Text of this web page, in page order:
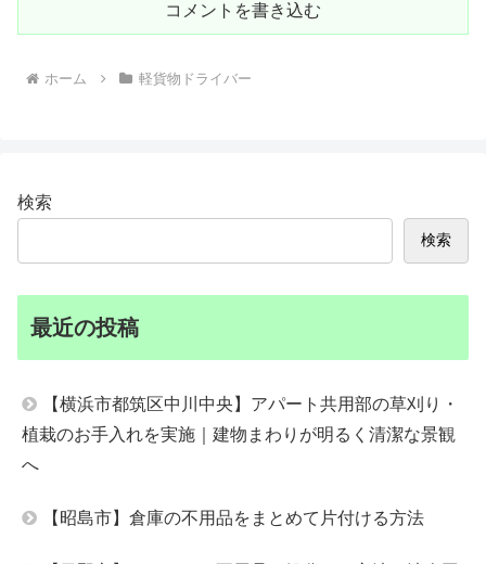
コメントを書き込む
ホーム 軽貨物ドライバー
検索
検索
最近の投稿
【横浜市都筑区中川中央】アパート共用部の草刈り・
植栽のお手入れを実施｜建物まわりが明るく清潔な景観
へ
【昭島市】倉庫の不用品をまとめて片付ける方法